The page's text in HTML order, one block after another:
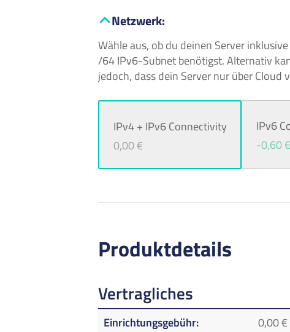
Netzwerk:
Wähle aus, ob du deinen Server
/64 IPv6-Subnet benötigst. Alternativ
jedoch, dass dein Server nur über Cloud
IPv4 + IPv6 Connectivity
0,00 €
IPv6
-0,60 €
Produktdetails
Vertragliches
Einrichtungsgebühr
0,00 €